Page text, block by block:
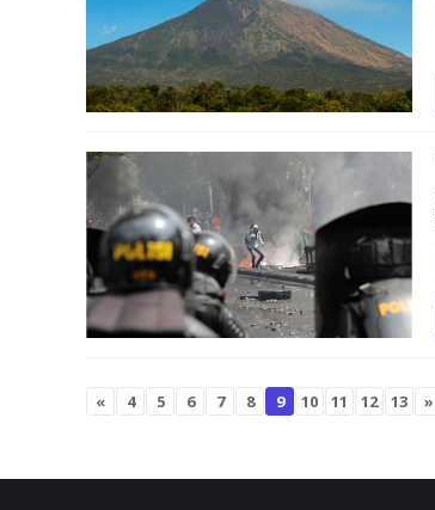
« 4 5 6 7 8 9 10 11 12 13 »